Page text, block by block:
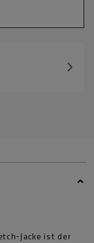
Jacke ist der